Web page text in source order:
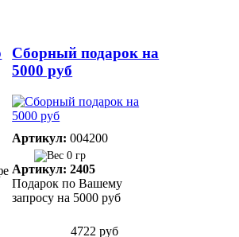
4722 руб
Сборный подарок на
5000 руб
Артикул: 004200
0 гр
Артикул: 2405
Подарок по Вашему
запросу на 5000 руб